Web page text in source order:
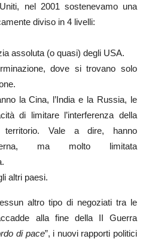
nel 2001 sostenevamo una
diviso in 4 livelli:
assoluta (o quasi) degli USA.
dove si trovano solo
la Cina, l’India e la Russia, le
di limitare l’interferenza della
territorio. Vale a dire, hanno
ma molto limitata
altri paesi.
altro tipo di negoziati tra le
alla fine della II Guerra
di pace”, i nuovi rapporti politici